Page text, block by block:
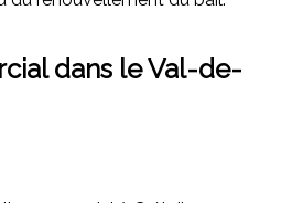
dans le Val-de-